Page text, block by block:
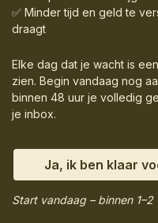
✅ Minder tijd en geld te
draagt
Elke dag dat je wacht is
zien. Begin vandaag nog
binnen 48 uur je volledig
je inbox.
Ja, ik ben klaar
Start vandaag – binnen